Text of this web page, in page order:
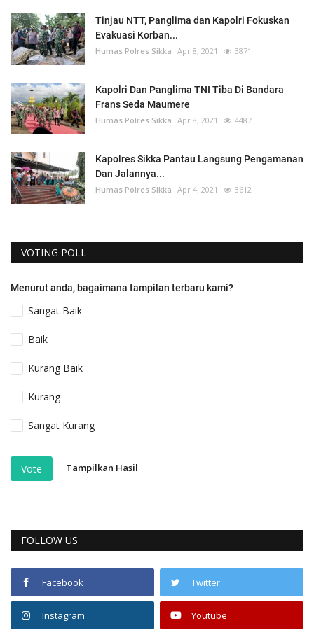
Tinjau NTT, Panglima dan Kapolri Fokuskan
Evakuasi Korban...
Humas Polres Sikka Apr 8, 2021 3871
Kapolri Dan Panglima TNI Tiba Di Bandara
Frans Seda Maumere
Humas Polres Sikka Apr 8, 2021 4487
Kapolres Sikka Pantau Langsung Pengamanan
Dan Jalannya...
Humas Polres Sikka Apr 4, 2021 3612
VOTING POLL
Menurut anda, bagaimana tampilan terbaru kami?
Sangat Baik
Baik
Kurang Baik
Kurang
Sangat Kurang
Vote Tampilkan Hasil
FOLLOW US
Facebook Twitter
Instagram Youtube